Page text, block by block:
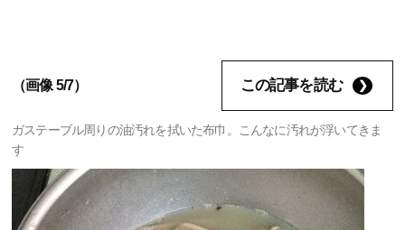
（画像 5/7） この記事を読む
ガステーブル周りの油汚れを拭いた布巾。こんなに汚れが浮いてきま
す